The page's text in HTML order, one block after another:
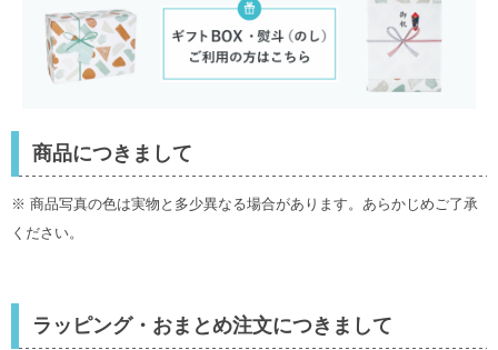
商品につきまして
※ 商品写真の色は実物と多少異なる場合があります。あらかじめご了承
ください。
ラッピング・おまとめ注文につきまして